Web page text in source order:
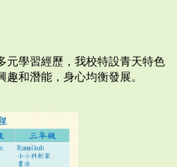
元學習經歷，我校特設青天特色
和潛能，身心均衡發展。